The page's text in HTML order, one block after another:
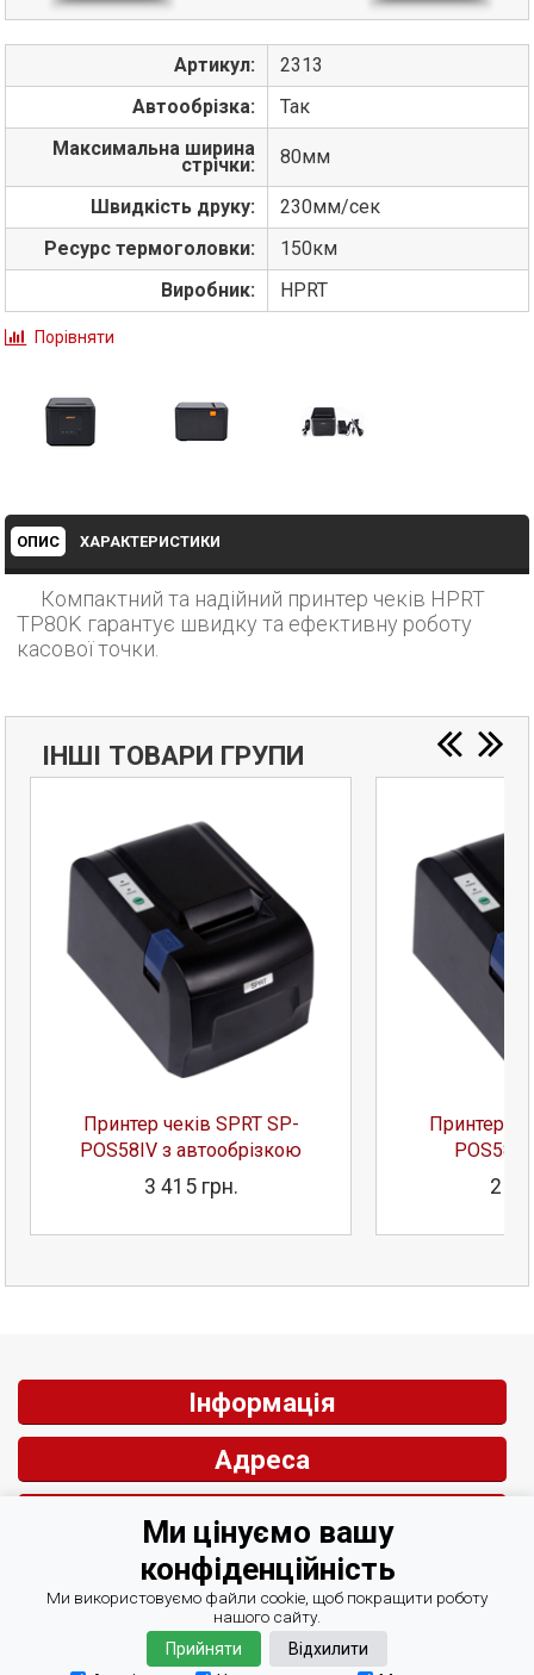
Артикул:
2313
Автообрізка:
Так
Максимальна ширина
стрічки: 80мм
Швидкість друку:
230мм/сек
Ресурс термоголовки:
150км
Виробник:
HPRT
Порівняти
ОПИС ХАРАКТЕРИСТИКИ
Компактний та надійний принтер чеків HPRT
TP80K гарантує швидку та ефективну роботу
касової точки.
ІНШІ ТОВАРИ ГРУПИ
Принтер чеків SPRT SP-
POS58IV з автообрізкою
3 415 грн.
Принтер
2
Інформація
Адреса
Контакти
Зворотній зв'язок
© СІРІУС Центр Автоматизації 2007-2026 Курси валют Мінфін
Ми цінуємо вашу
конфіденційність
Ми використовуємо файли cookie, щоб покращити роботу
нашого сайту.
Прийняти
Відхилити